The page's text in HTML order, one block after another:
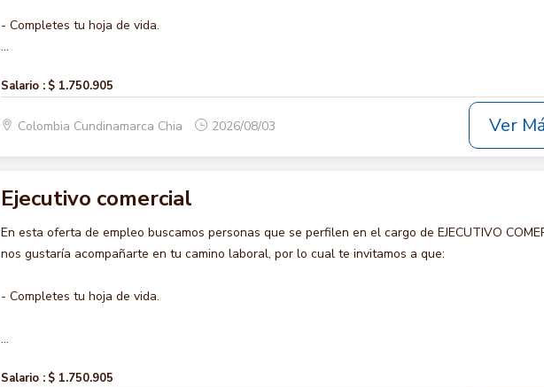
- Completes tu hoja de vida.
...
Salario : $ 1.750.905
Colombia Cundinamarca Chia 2026/08/03 Ver
Ejecutivo comercial
En esta oferta de empleo buscamos personas que se perfilen en el cargo de EJECUTIVO
nos gustaría acompañarte en tu camino laboral, por lo cual te invitamos a que:
- Completes tu hoja de vida.
...
Salario : $ 1.750.905